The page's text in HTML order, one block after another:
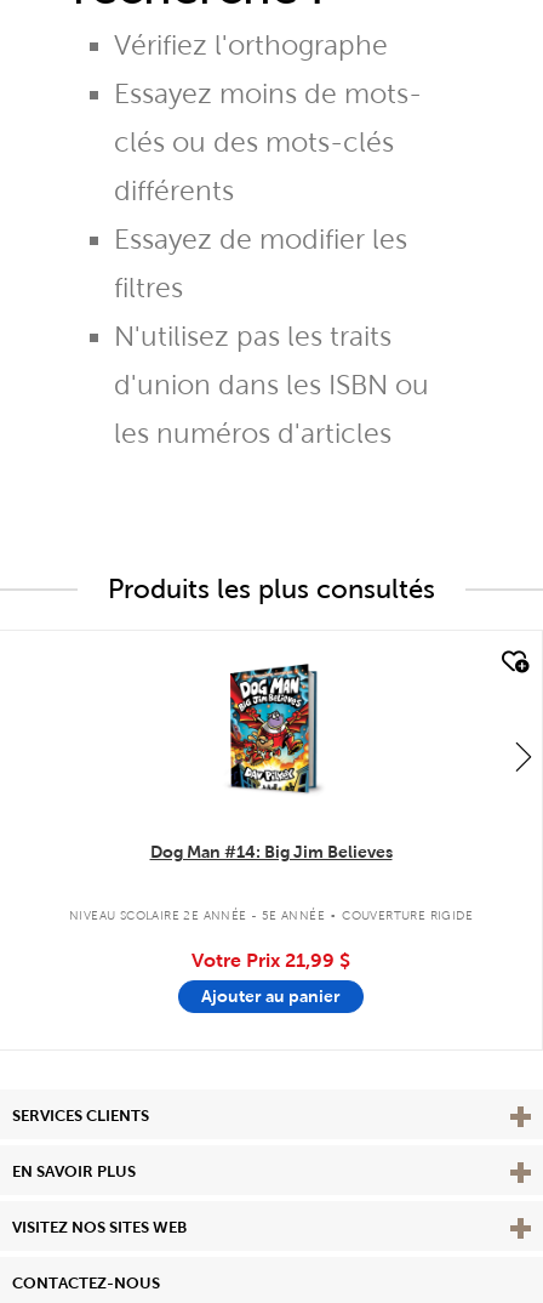
Vérifiez l'orthographe
Essayez moins de mots-
clés ou des mots-clés
différents
Essayez de modifier les
filtres
N'utilisez pas les traits
d'union dans les ISBN ou
les numéros d'articles
Produits les plus consultés
Dog Man #14: Big Jim Believes
NIVEAU SCOLAIRE 2E ANNÉE - 5E ANNÉE . COUVERTURE RIGIDE
Votre Prix 21,99 $
Ajouter au panier
SERVICES CLIENTS
EN SAVOIR PLUS View
VISITEZ NOS SITES WEB
CONTACTEZ-NOUS